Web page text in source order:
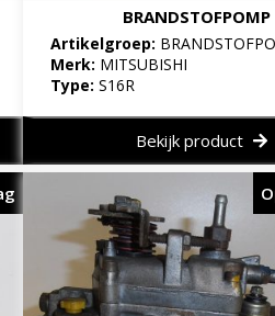
BRANDSTOFPOMP
Artikelgroep:
Merk: MITSUBISHI
Type: S16R
Bekijk product